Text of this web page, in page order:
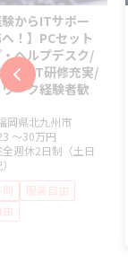
からITサポー
！】PCセット
ヘルプデスク/
み/IT研修充実/
ーク経験者歓
岡県北九州市
～30万円
全週休2日制（土日
服装自由